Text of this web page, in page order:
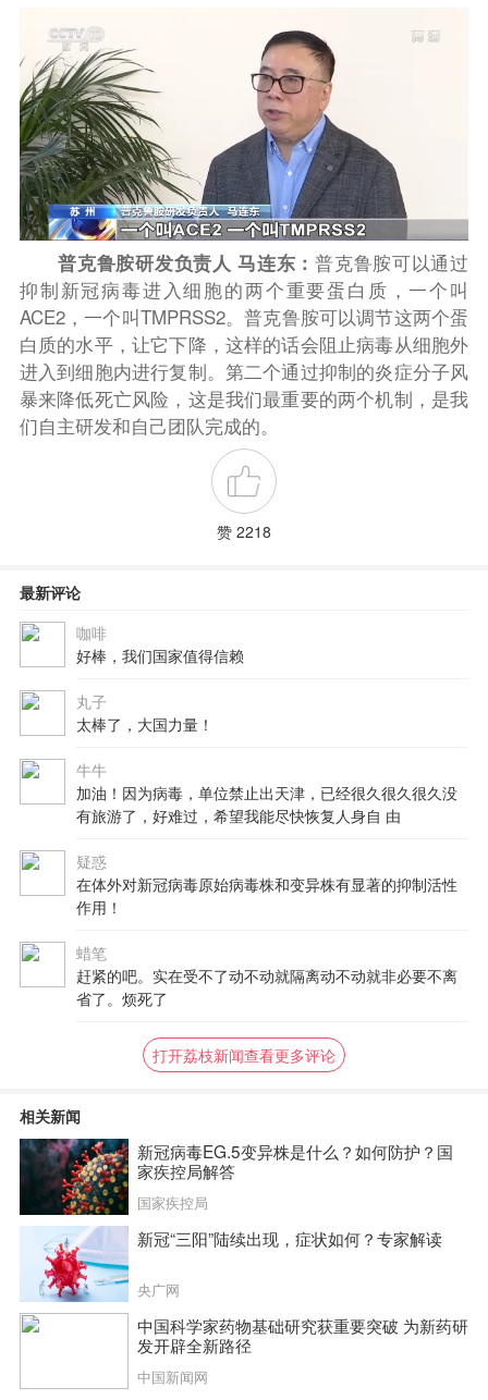
普克鲁胺研发负责人 马连东：普克鲁胺可以通过
抑制新冠病毒进入细胞的两个重要蛋白质，一个叫
ACE2，一个叫TMPRSS2。普克鲁胺可以调节这两个蛋
白质的水平，让它下降，这样的话会阻止病毒从细胞外
进入到细胞内进行复制。第二个通过抑制的炎症分子风
暴来降低死亡风险，这是我们最重要的两个机制，是我
们自主研发和自己团队完成的。
赞 2218
最新评论
咖啡
好棒，我们国家值得信赖
丸子
太棒了，大国力量！
牛牛
加油！因为病毒，单位禁止出天津，已经很久很久很久没
有旅游了，好难过，希望我能尽快恢复人身自 由
疑惑
在体外对新冠病毒原始病毒株和变异株有显著的抑制活性
作用！
蜡笔
赶紧的吧。实在受不了动不动就隔离动不动就非必要不离
省了。烦死了
打开荔枝新闻查看更多评论
相关新闻
新冠病毒EG.5变异株是什么？如何防护？国
家疾控局解答
国家疾控局
新冠“三阳”陆续出现，症状如何？专家解读
央广网
中国科学家药物基础研究获重要突破 为新药研
发开辟全新路径
中国新闻网